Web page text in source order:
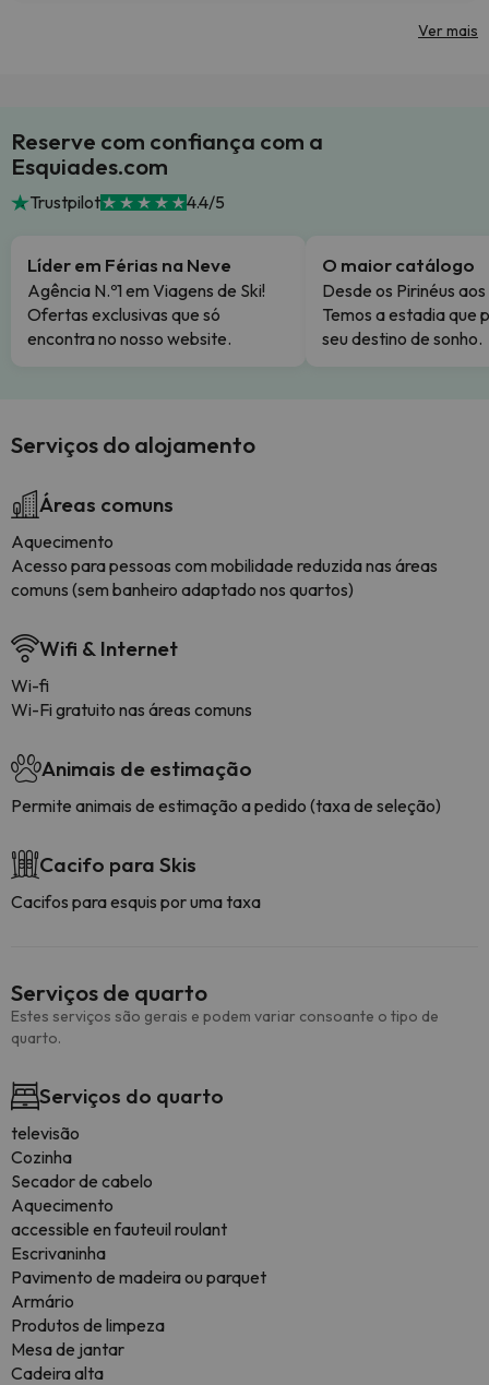
Ver mais
Reserve com confiança com a
Esquiades.com
Trustpilot 4.4/5
Líder em Férias na Neve
Agência N.º1 em Viagens de Ski!
Ofertas exclusivas que só
encontra no nosso website.
O maior catálogo
Desde os Pirinéus
Temos a estadia que
seu destino de sonho.
Serviços do alojamento
Áreas comuns
Aquecimento
Acesso para pessoas com mobilidade reduzida nas áreas
comuns (sem banheiro adaptado nos quartos)
Wifi & Internet
Wi-fi
Wi-Fi gratuito nas áreas comuns
Animais de estimação
Permite animais de estimação a pedido (taxa de seleção)
Cacifo para Skis
Cacifos para esquis por uma taxa
Serviços de quarto
Estes serviços são gerais e podem variar consoante o tipo de
quarto.
Serviços do quarto
televisão
Cozinha
Secador de cabelo
Aquecimento
accessible en fauteuil roulant
Escrivaninha
Pavimento de madeira ou parquet
Armário
Produtos de limpeza
Mesa de jantar
Cadeira alta